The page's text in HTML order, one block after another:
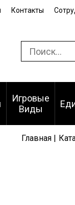
Контакты
Игровые
Виды
Главная |